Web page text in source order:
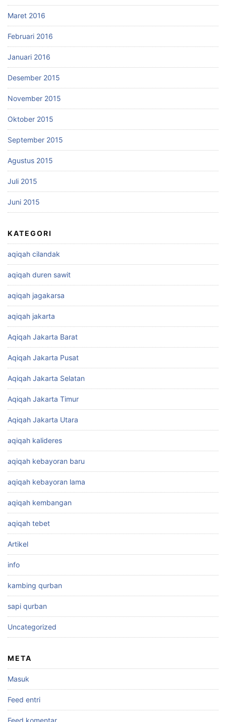
Maret 2016
Februari 2016
Januari 2016
Desember 2015
November 2015
Oktober 2015
September 2015
Agustus 2015
Juli 2015
Juni 2015
KATEGORI
aqiqah cilandak
aqiqah duren sawit
aqiqah jagakarsa
aqiqah jakarta
Aqiqah Jakarta Barat
Aqiqah Jakarta Pusat
Aqiqah Jakarta Selatan
Aqiqah Jakarta Timur
Aqiqah Jakarta Utara
aqiqah kalideres
aqiqah kebayoran baru
aqiqah kebayoran lama
aqiqah kembangan
aqiqah tebet
Artikel
info
kambing qurban
sapi qurban
Uncategorized
META
Masuk
Feed entri
Feed komentar